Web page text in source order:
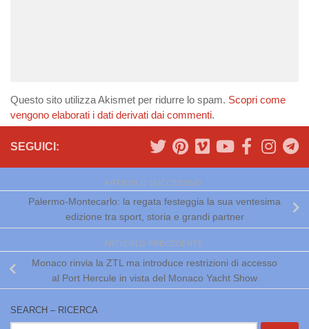
Questo sito utilizza Akismet per ridurre lo spam. Scopri come
vengono elaborati i dati derivati dai commenti.
SEGUICI:
ARTICOLO SUCCESSIVO
Palermo-Montecarlo: la regata festeggia la sua ventesima
edizione tra sport, storia e grandi partner
ARTICOLO PRECEDENTE
Monaco rinvia la ZTL ma introduce restrizioni di accesso
al Port Hercule in vista del Monaco Yacht Show
SEARCH – RICERCA